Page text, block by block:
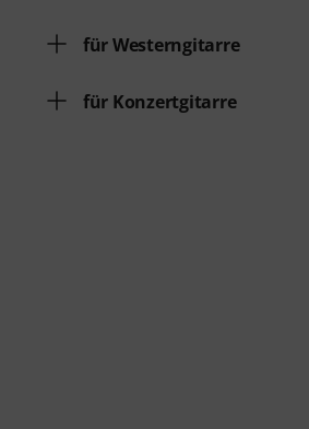
für Westerngitarre
für Konzertgitarre